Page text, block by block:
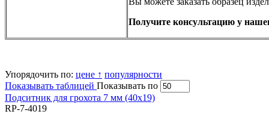
Получите консультацию у
Упорядочить по: цене ↑ популярности
Показывать таблицей Показывать по
Подситник для грохота 7 мм (40х19)
RP-7-4019